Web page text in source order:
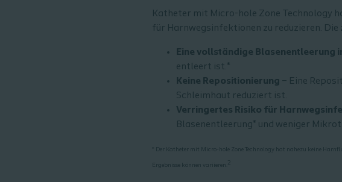
Katheter mit Micro-hole Zone Technology
für Harnwegsinfektionen zu reduzieren.
Eine vollständige Blasenentleerung
entleert ist.*
Keine Repositionierung – Eine
Schleimhaut reduziert ist.
Verringertes Risiko für
Blasenentleerung* und weniger
* Der Katheter mit Micro-hole Zone Technology hat nahezu keine
Ergebnisse können variieren. 2